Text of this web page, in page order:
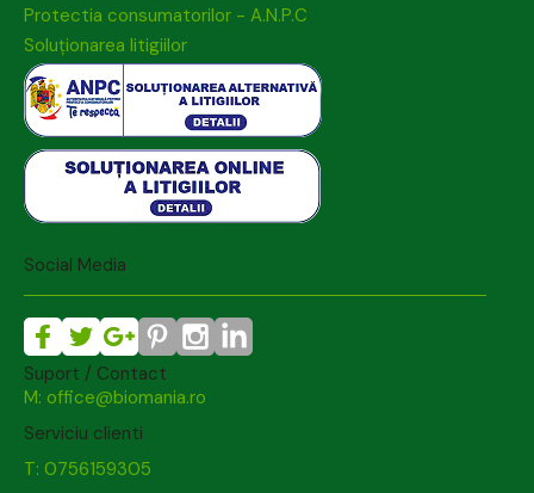
Protectia consumatorilor - A.N.P.C
Soluționarea litigiilor
Social Media
Suport / Contact
M: office@biomania.ro
Serviciu clienti
T: 0756159305